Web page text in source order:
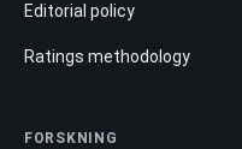
Editorial policy
Ratings methodology
FORSKNING